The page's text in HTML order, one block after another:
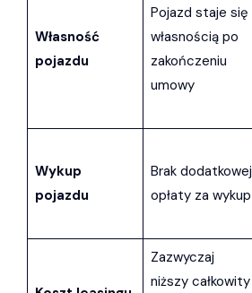
Własność
pojazdu
Pojazd staje się
własnością po
zakończeniu
umowy
Wykup
pojazdu
Brak dodatkowej
opłaty za wykup
Zazwyczaj
niższy całkowity